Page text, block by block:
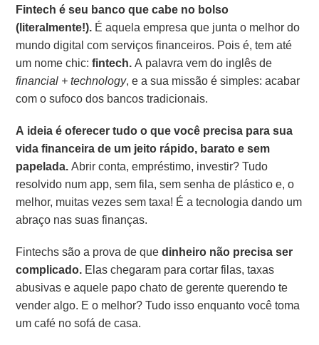
Fintech é seu banco que cabe no bolso
(literalmente!). É aquela empresa que junta o melhor do
mundo digital com serviços financeiros. Pois é, tem até
um nome chic:fintech.A palavra vem do inglês de
financial + technology, e a sua missão é simples: acabar
com o sufoco dos bancos tradicionais.
A ideia é oferecer tudo o que você precisa para sua
vida financeira de um jeito rápido, barato e sem
papelada.Abrir conta, empréstimo, investir? Tudo
resolvido num app, sem fila, sem senha de plástico e, o
melhor, muitas vezes sem taxa! É a tecnologia dando um
abraço nas suas finanças.
Fintechs são a prova de quedinheiro não precisa ser
complicado. Elas chegaram para cortar filas, taxas
abusivas e aquele papo chato de gerente querendo te
vender algo. E o melhor? Tudo isso enquanto você toma
um café no sofá de casa.